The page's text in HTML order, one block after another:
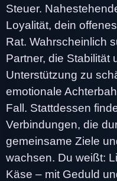
Steuer.
Loyalität, dein
Rat. Wahrscheinlich
Partner, die Stabilität
Unterstützung zu
emotionale
Fall. Stattdessen
Verbindungen, die
gemeinsame Ziele
wachsen. Du weißt:
Käse – mit Geduld